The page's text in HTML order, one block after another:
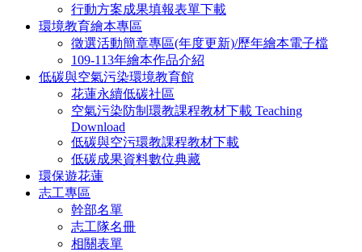
行動方案成果填報表單下載
環境教育繪本專區
徵選活動簡章專區(年度更新)/歷年繪本電子檔
109-113年繪本作品介紹
低碳與空氣污染環境教育館
花蓮永續低碳社區
空氣污染防制環教課程教材下載 Teaching
Download
低碳與空污環教課程教材下載
低碳成果資料數位典藏
環保遊花蓮
志工專區
幹部名單
志工隊名冊
相關表單